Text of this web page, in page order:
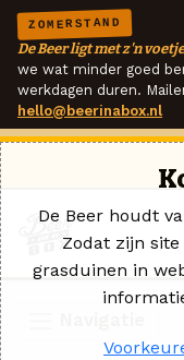
ZOMERSTAND
De Beer ligt met z'n
we wat minder goed
werkdagen duren.
hello@beerinabox.nl
De Beer houdt
Zodat zijn
grasduinen in